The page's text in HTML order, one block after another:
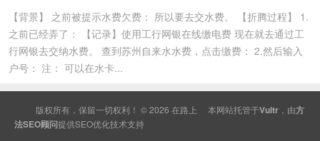
【背景】 之前被提示水费欠费： 所以要去交水费。 【折腾过程】 1.
之前已经弄了： 【记录】使用工行网银在线缴电费 现在就去通过工
行网银去交纳水费。 查到苏州自来水水费，点击缴费： 2.然后输入
户号： 注： 可以在水卡...
版权所有，保留一切权利！ © 2026 在路上 本网站托管于Vultr ，由方
法SEO顾问提供SEO优化技术支持